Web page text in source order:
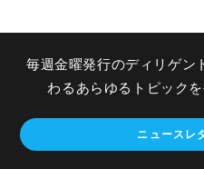
毎週金曜発行のディリゲン
わるあらゆるトピック
ニュースレ